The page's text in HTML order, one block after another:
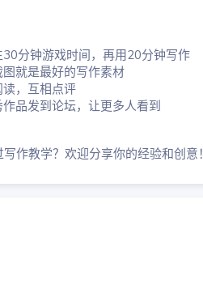
分钟游戏时间，再用20分钟写作
就是最好的写作素材
，互相点评
品发到论坛，让更多人看到
作教学？欢迎分享你的经验和创意！